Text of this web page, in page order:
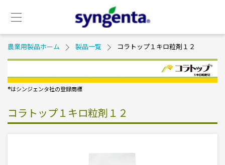
main
カ
ダ
リ
ー
ニ
ュ
イ
ナ
ビ
ゲ
シ
ョ
農業用製品ホーム 製品一覧 コラトップ１キロ粒剤１２
®️はシンジェンタ社の登録商標
コラトップ１キロ粒剤１２